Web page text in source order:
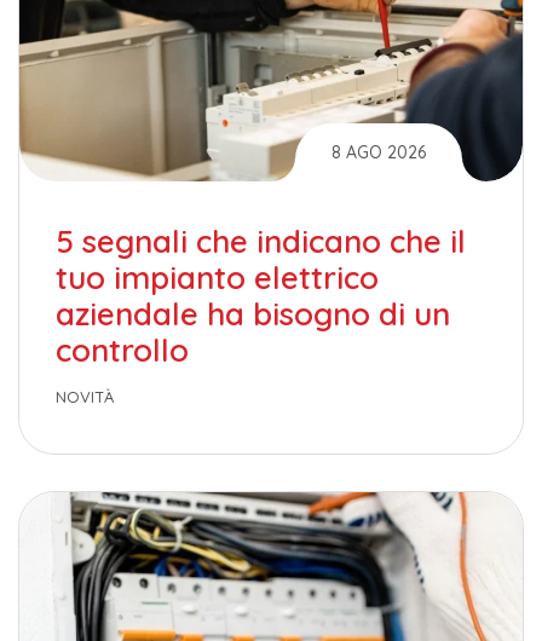
8 AGO 2026
5 segnali che indicano che il
tuo impianto elettrico
aziendale ha bisogno di un
controllo
NOVITÀ